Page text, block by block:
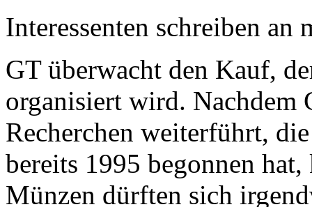
Interessenten schreiben
GT überwacht den Kauf,
organisiert wird. Nachdem
Recherchen weiterführt,
bereits 1995 begonnen
Münzen dürften sich